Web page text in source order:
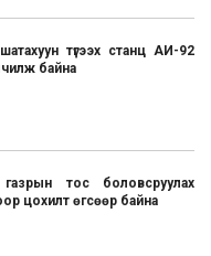
түгээх станц АИ-92
байна
тос боловсруулах
цохилт өгсөөр байна